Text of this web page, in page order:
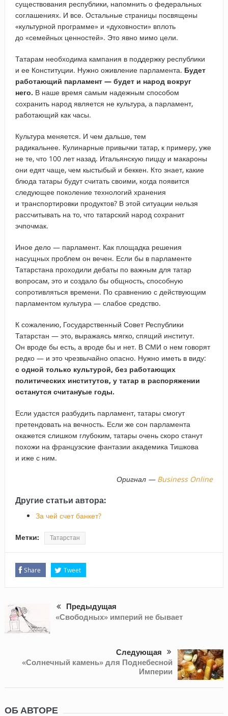
существования республики, напомнить о федеральных
соглашениях. И все. Остальные страницы посвящены
«культурной программе» и «духовности» вплоть
до «семейных ценностей». Это явно мимо цели.
Татарам необходима кампания в поддержку республики
и ее Конституции. Нужно оживление парламента. Будет
работающий парламент — будет и народ вокруг
него. В наше время самым надежным способом
сохранить народ является не культура, а парламент,
работающий как часы.
Культура меняется. И чем дальше, тем
радикальнее. Кулинарные привычки татар, к примеру, уже
не те, что 100 лет назад. Итальянскую пиццу и макароны
они едят чаще, чем кыстыбый и беккен. Кто знает, какие
блюда татары будут считать своими, когда появится
следующее поколение технологий хранения
и транспортировки продуктов? В этой ситуации нельзя
рассчитывать на то, что татарский народ сохранит
эчпочмак.
Иное дело — парламент. Как площадка решения
насущных проблем он вечен. Если бы в парламенте
Татарстана проходили дебаты по важным для татар
вопросам, это и создало бы общность, способную
сопротивляться времени. По сравнению с действующим
парламентом культура — слабое средство.
К сожалению, Государственный Совет Республики
Татарстан — это, выражаясь мягко, спящий институт.
Он вроде бы есть, а вроде бы и нет. В СМИ о нем говорят
редко — и это чрезвычайно опасно. Нужно иметь в виду:
с одной только культурой, без работающих
политических институтов, у татар в распоряжении
останутся считанyые годы.
Если удастся разбудить парламент, татары смогут
претендовать на вечность. Если же сон парламента
окажется слишком глубоким, татары очень скоро станут
похожи на французские фантазии академика Тишкова
и иже с ним.
Оригнал — Business Online
Другие статьи автора:
За чей счет банкет?
Метки: Татарстан
Share Tweet
Предыдущая
«Свободных» империй не бывает
Следующая
«Солнечный камень» для Поднебесной
Империи
ОБ АВТОРЕ